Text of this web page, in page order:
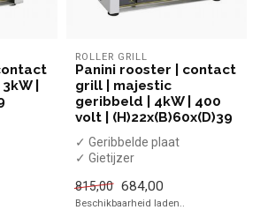
|
ROLLER GRILL
Panini rooster | contact
grill | majestic
geribbeld | 4kW | 400
volt | (H)22x(B)60x(D)39
✓ Geribbelde plaat
✓ Gietijzer
✓ 4 kW
815,00 684,00
Beschikbaarheid laden..